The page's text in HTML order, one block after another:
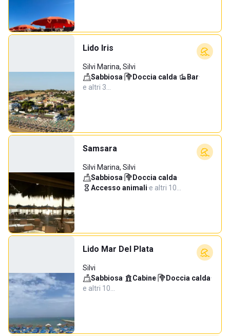
Lido Iris
Silvi Marina, Silvi
Sabbiosa· Doccia calda· Bar·
e altri 3…
Samsara
Silvi Marina, Silvi
Sabbiosa· Doccia calda·
Accesso animali·e altri 10…
Lido Mar Del Plata
Silvi
Sabbiosa· Cabine· Doccia calda·
e altri 10…